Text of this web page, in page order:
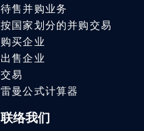
待售并购业务
按国家划分的并购交易
购买企业
出售企业
交易
雷曼公式计算器
联络我们